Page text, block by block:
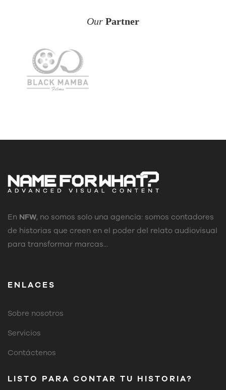
Our Partner
En NFW, no somos solo una agencia: somos contadores
de historias que creen en el poder del relato audiovisual
para transformar marcas...
ENLACES
Sobre nosotros
Servicios
Contáctenos
LISTO PARA CONTAR TU HISTORIA?